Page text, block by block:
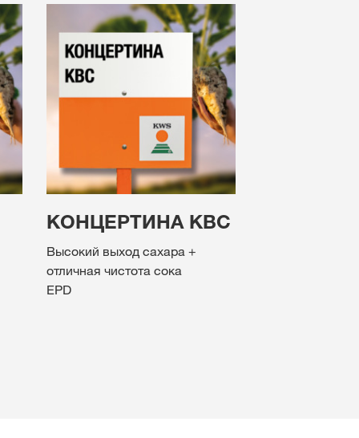
КОНЦЕРТИНА КВС
Высокий выход сахара +
отличная чистота сока
EPD